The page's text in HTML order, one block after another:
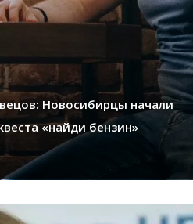
Новосибирцы начали
«найди бензин»